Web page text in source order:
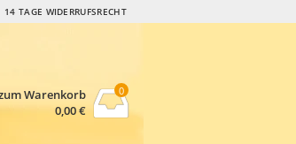
14 TAGE WIDERRUFSRECHT
Warenkorb
0,00€
0